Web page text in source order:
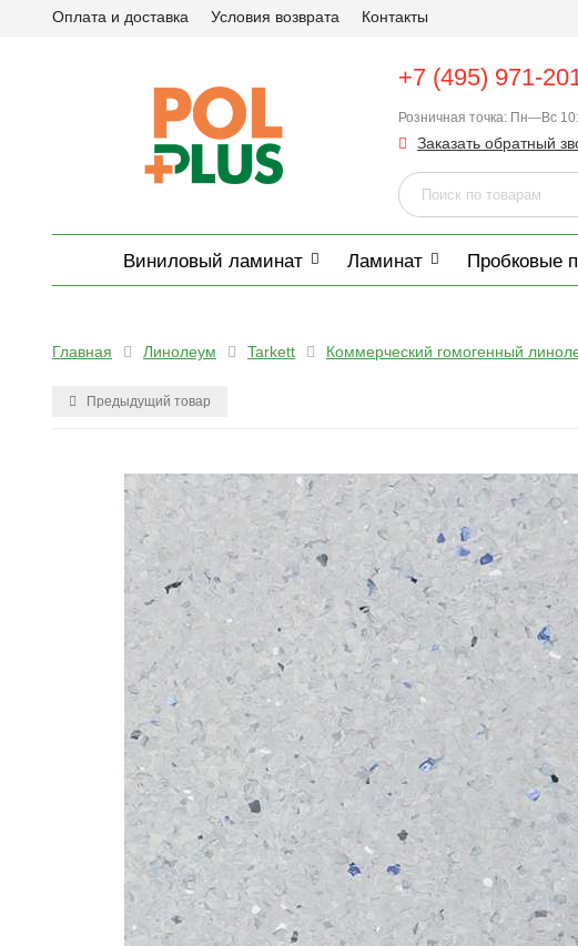
Оплата и доставка Условия возврата Контакты
+7 (495) 971-
Розничная точка: Пн—Вс
Заказать обратный
Виниловый ламинат Ламинат Пробковые
Главная Линолеум Tarkett Коммерческий гомогенный
Предыдущий товар